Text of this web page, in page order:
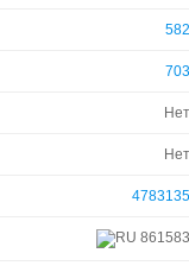
582
703
Нет
Нет
4783135
861583